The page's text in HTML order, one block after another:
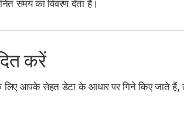
समय का विवरण देता है।
करें
आपके सेहत डेटा के आधार पर गिने किए जाते